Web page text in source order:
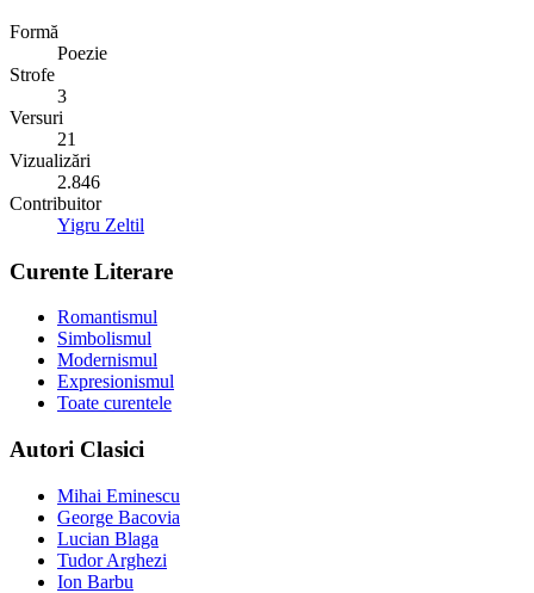
Formă
Poezie
Strofe
3
Versuri
21
Vizualizări
2.846
Contribuitor
Yigru Zeltil
Curente Literare
Romantismul
Simbolismul
Modernismul
Expresionismul
Toate curentele
Autori Clasici
Mihai Eminescu
George Bacovia
Lucian Blaga
Tudor Arghezi
Ion Barbu